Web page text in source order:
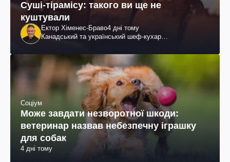
Суші-тірамісу: такого ви ще не
куштували
Ектор Хіменес-Браво4 дні тому
Канадський та український шеф-кухар
Соціум
Може завдати незворотної шкоди:
ветеринар назвав небезпечну іграшку
для собак
4 дні тому